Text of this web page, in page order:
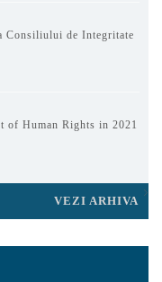
Consiliului de Integritate
of Human Rights in 2021
VEZI ARHIVA